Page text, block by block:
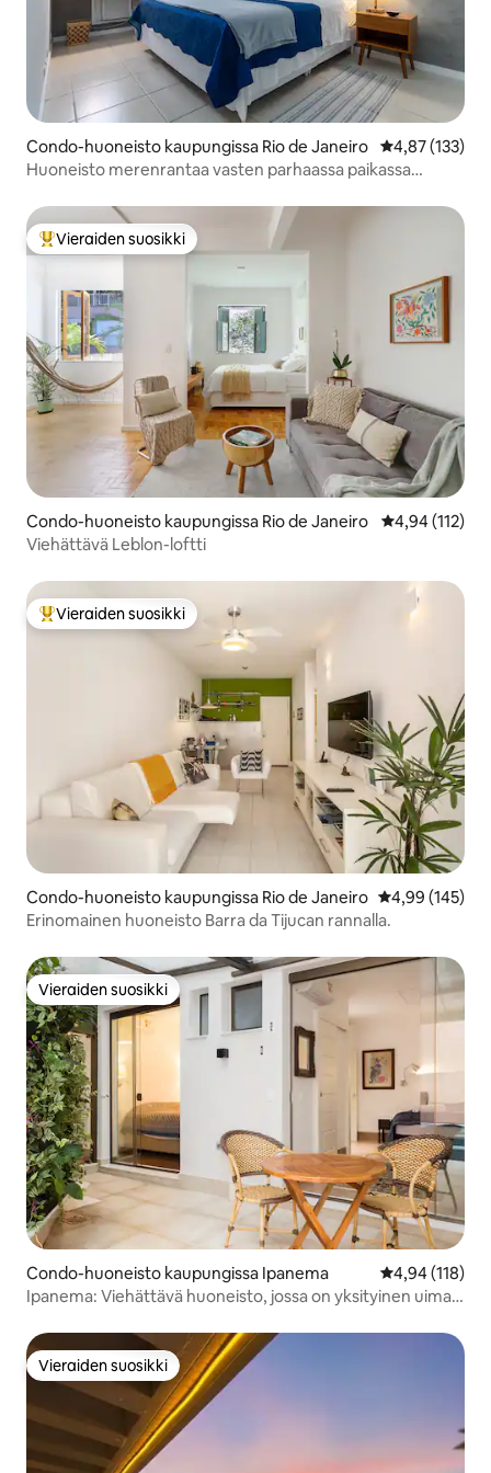
Condo-huoneisto kaupungissa Rio de Janeiro
4,87 (133)
Huoneisto merenrantaa vasten parhaassa paikassa
Vieraiden suosikkien parhaimmistoa
Vieraiden suosikki
Condo-huoneisto kaupungissa Rio de Janeiro
4,94 (112)
Viehättävä Leblon-loftti
Vieraiden suosikkien parhaimmistoa
Vieraiden suosikki
Condo-huoneisto kaupungissa Rio de Janeiro
4,99 (145)
Erinomainen huoneisto Barra da Tijucan rannalla.
Vieraiden suosikki
Vieraiden suosikki
Condo-huoneisto kaupungissa Ipanema
4,94 (118)
Ipanema: Viehättävä huoneisto, jossa on yksityinen uima-
Vieraiden suosikki
Vieraiden suosikki